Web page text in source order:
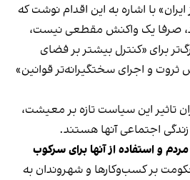
با اشاره به این اقدام نوشت که
صرفا یک واکنش مقطعی نیست،
برای «کنترل بیشتر بر فضای
ثروت و اجرای سختگیرانه‌تر قوانین»
تاثیر این سیاست‌ تازه بر معیشت،
اجتماعی آنها هستند.
و استفاده از آنها برای سرکوب
بر کسب‌وکارها و شهروندان به